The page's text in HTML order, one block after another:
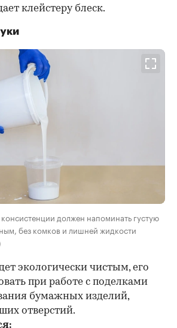
клейстеру блеск.
должен напоминать густую
без комков и лишней жидкости
экологически чистым, его
при работе с поделками
бумажных изделий,
отверстий.